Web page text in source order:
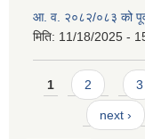
आ. व. २०८२/०८३ को
मिति: 11/18/2025 -
Pages
1 2 3
next ›